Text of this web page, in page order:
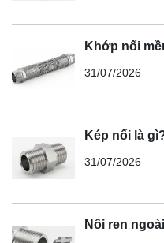
Khớp nối
31/07/2026
Kép nối là
31/07/2026
Nối ren